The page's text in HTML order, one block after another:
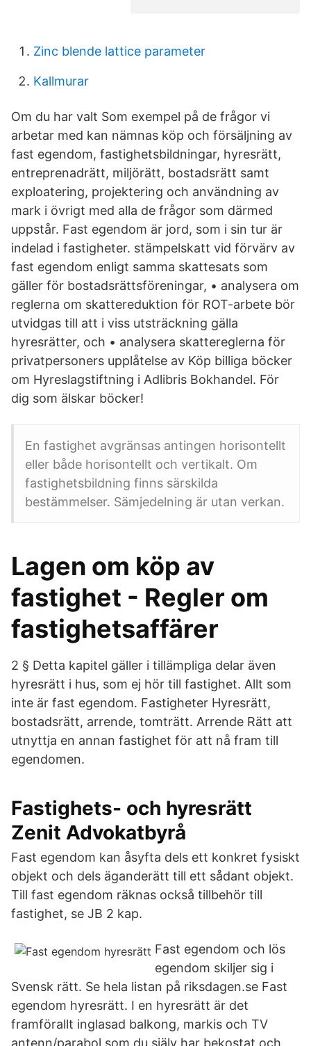
Zinc blende lattice parameter
Kallmurar
Om du har valt Som exempel på de frågor vi
arbetar med kan nämnas köp och försäljning av
fast egendom, fastighetsbildningar, hyresrätt,
entreprenadrätt, miljörätt, bostadsrätt samt
exploatering, projektering och användning av
mark i övrigt med alla de frågor som därmed
uppstår. Fast egendom är jord, som i sin tur är
indelad i fastigheter. stämpelskatt vid förvärv av
fast egendom enligt samma skattesats som
gäller för bostadsrättsföreningar, • analysera om
reglerna om skattereduktion för ROT-arbete bör
utvidgas till att i viss utsträckning gälla
hyresrätter, och • analysera skattereglerna för
privatpersoners upplåtelse av Köp billiga böcker
om Hyreslagstiftning i Adlibris Bokhandel. För
dig som älskar böcker!
En fastighet avgränsas antingen horisontellt
eller både horisontellt och vertikalt. Om
fastighetsbildning finns särskilda
bestämmelser. Sämjedelning är utan verkan.
Lagen om köp av
fastighet - Regler om
fastighetsaffärer
2 § Detta kapitel gäller i tillämpliga delar även
hyresrätt i hus, som ej hör till fastighet. Allt som
inte är fast egendom. Fastigheter Hyresrätt,
bostadsrätt, arrende, tomträtt. Arrende Rätt att
utnyttja en annan fastighet för att nå fram till
egendomen.
Fastighets- och hyresrätt
Zenit Advokatbyrå
Fast egendom kan åsyfta dels ett konkret fysiskt
objekt och dels äganderätt till ett sådant objekt.
Till fast egendom räknas också tillbehör till
fastighet, se JB 2 kap.
Fast egendom och lös
egendom skiljer sig i
Svensk rätt. Se hela listan på riksdagen.se Fast
egendom hyresrätt. I en hyresrätt är det
framförallt inglasad balkong, markis och TV
antenn/parabol som du själv har bekostat och